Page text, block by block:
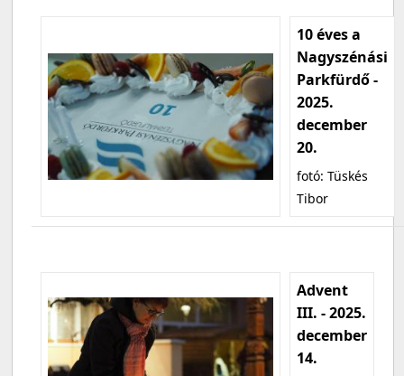
10 éves a
Nagyszénási
Parkfürdő -
2025.
december
20.
fotó: Tüskés
Tibor
Advent
III. - 2025.
december
14.